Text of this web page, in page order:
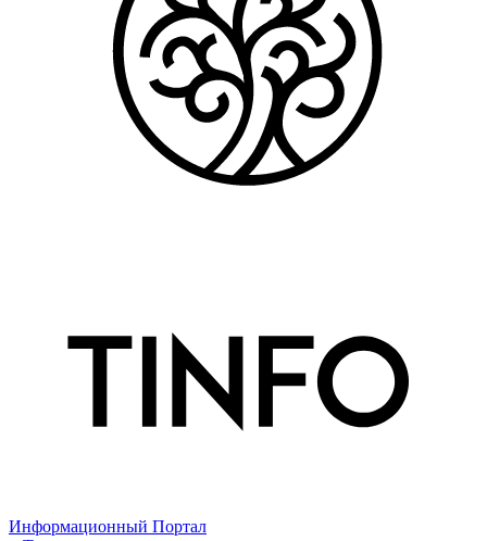
Информационный Портал